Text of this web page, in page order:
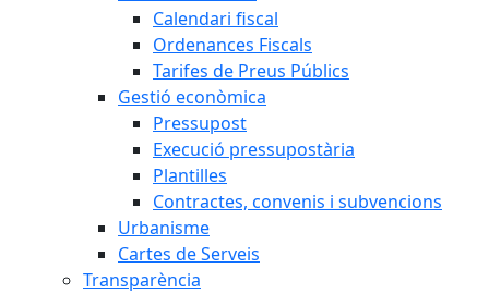
Calendari fiscal
Ordenances Fiscals
Tarifes de Preus Públics
Gestió econòmica
Pressupost
Execució pressupostària
Plantilles
Contractes, convenis i subvencions
Urbanisme
Cartes de Serveis
Transparència